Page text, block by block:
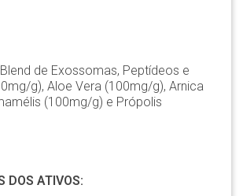
de Exossomas, Peptídeos e
g), Aloe Vera (100mg/g), Arnica
(100mg/g) e Própolis
DOS ATIVOS: